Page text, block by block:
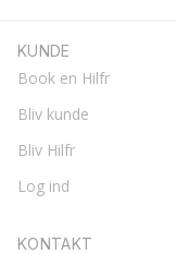
KUNDE
Book en Hilfr
Bliv kunde
Bliv Hilfr
Log ind
KONTAKT